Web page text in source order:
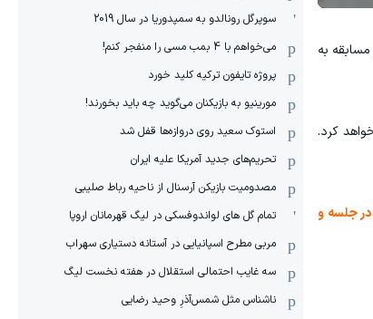
آن مسابقه به
کرد.
جلسه و
سوپرگل رونالدو به سمپدوریا در سال 2019
می‌خواهم با 4 بمب مسی را منفجر کنم!
پروژه تایفون ترکیه کلید خورد
مورینیو به بازیکنان می‌گوید چه باید بخورند!
استوک سعید روی دروازه‌ها قفل شد
تحریم‌های جدید آمریکا علیه ایران
مصدومیت بازیکن آرسنال از ناحیه رباط صلیبی
تمام گل های لواندوفسکی در لیگ قهرمانان اروپا
مربی مطرح اسپانیایی در آستانه دستیاری سهراب
سه غایب احتمالی استقلال در هفته نخست لیگ
ناشناس مثل شمس‌آذرِ وحید رضایی